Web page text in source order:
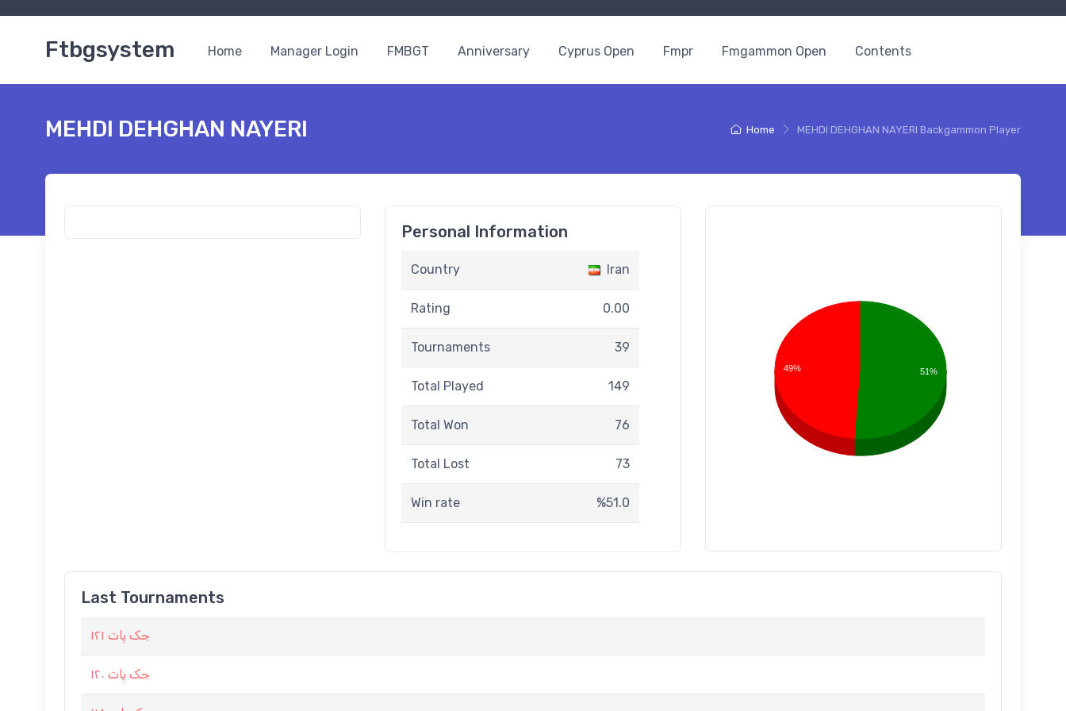
Ftbgsystem Home Manager Login FMBGT Anniversary Cyprus Open Fmpr Fmgammon Open Contents
Home MEHDI DEHGHAN NAYERI Backgammon Player
MEHDI DEHGHAN NAYERI
Personal Information
Country Iran
Rating 0.00
Tournaments 39
Total Played 149
Total Won 76
Total Lost 73
Win rate %51.0
49% 51%
Last Tournaments
جک پات ۱۲۱
جک پات ۱۲۰